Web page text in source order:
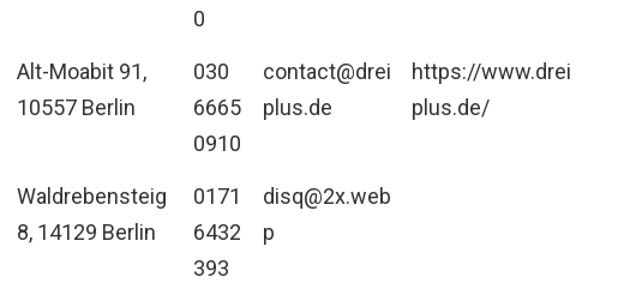
0
Alt-Moabit 91,
10557 Berlin
030
6665
0910
contact@drei
plus.de
https://www.drei
plus.de/
Waldrebensteig
8, 14129 Berlin
0171
6432
393
disq@2x.web
p